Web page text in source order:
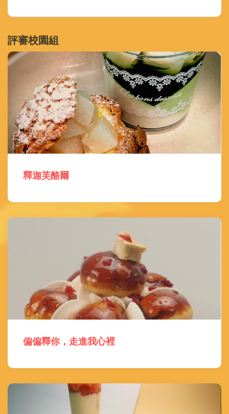
評審校園組
釋迦芙酪爾
偏偏釋你，走進我心裡